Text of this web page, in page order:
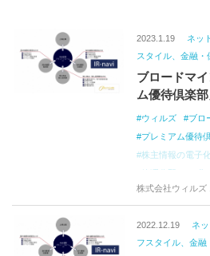
2023.1.19
ネッ
スタイル、金融・
ブロードマ
ム優待倶楽
ウィルズ
ブロ
プレミアム優待
株主情報の電子
管理分野のDX化
商品交換
フィ
MONEY
マー
株式会社ウィルズ
2022.12.19
ネ
フスタイル、金融